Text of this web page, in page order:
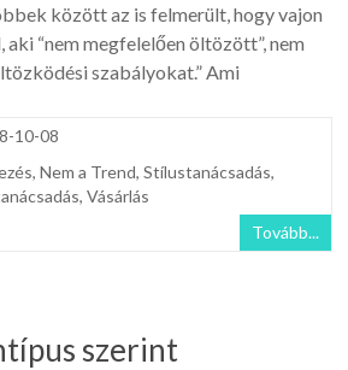
között az is felmerült, hogy vajon
“nem megfelelően öltözött”, nem
szabályokat.” Ami
10-08
,Nem a Trend,Stílustanácsadás,
,Vásárlás
Tovább...
szerint